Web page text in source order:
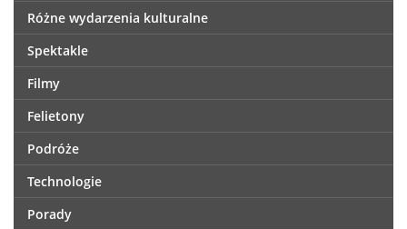
Różne wydarzenia kulturalne
Spektakle
Filmy
Felietony
Podróże
Technologie
Porady